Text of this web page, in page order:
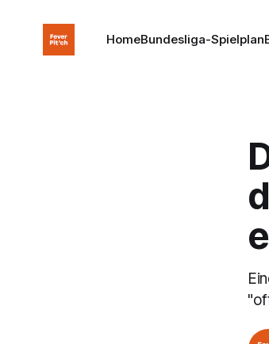
HomeBundesliga-Spielplan